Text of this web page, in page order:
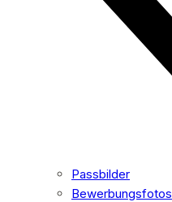
Passbilder
Bewerbungsfotos